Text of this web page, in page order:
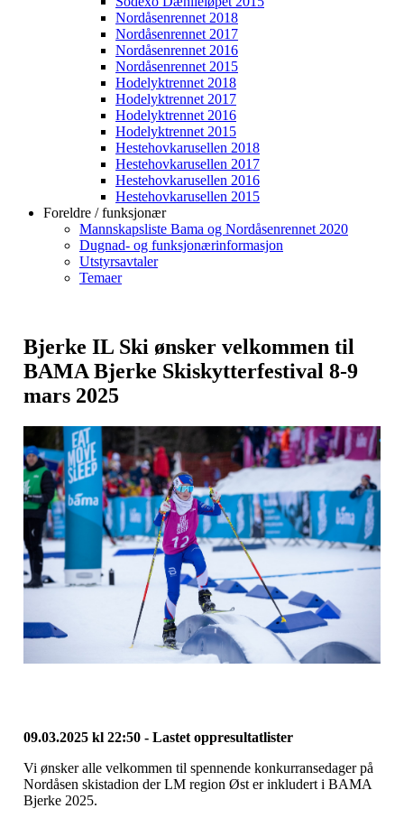
Nordåsenrennet 2018
Nordåsenrennet 2017
Nordåsenrennet 2016
Nordåsenrennet 2015
Hodelyktrennet 2018
Hodelyktrennet 2017
Hodelyktrennet 2016
Hodelyktrennet 2015
Hestehovkarusellen 2018
Hestehovkarusellen 2017
Hestehovkarusellen 2016
Hestehovkarusellen 2015
Foreldre / funksjonær
Mannskapsliste Bama og Nordåsenrennet 2020
Dugnad- og funksjonærinformasjon
Utstyrsavtaler
Temaer
Bjerke IL Ski ønsker velkommen til
BAMA Bjerke Skiskytterfestival 8-9
mars 2025
09.03.2025 kl 22:50 - Lastet oppresultatlister
Vi ønsker alle velkommen til spennende konkurransedager på
Nordåsen skistadion der LM region Øst er inkludert i BAMA
Bjerke 2025.